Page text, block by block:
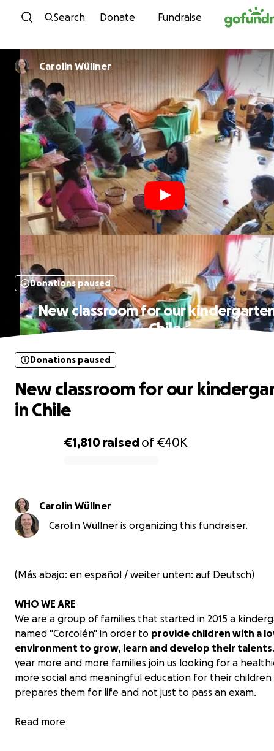
Skip to content
Search Donate Fundraise
Carolin Wüllner
Donations paused
New classroom for our
Chile
€1,810 raisedof€40K
Donations paused
New classroom for our
in Chile
Carolin Wüllner
Carolin Wüllner is organizing this fundraiser.
(Más abajo: en español / weiter unten: auf Deutsch)
WHO WE ARE
We are a group of families that started in 2015 a
named "Corcolén" in order to provide children with a
environment to grow, learn and develop their talents
year more and more families join us looking for a
more social and meaningful education for their
prepares them for life and not just to pass an exam.
WHAT DO WE NEED? - A NEW CLASSROOM
Read more